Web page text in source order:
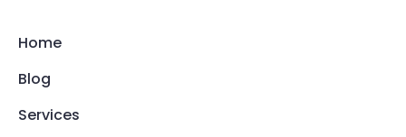
Home
Blog
Services